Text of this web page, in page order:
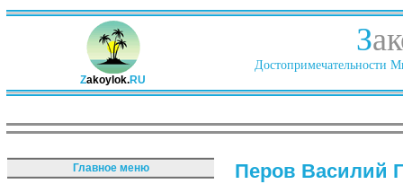
Zakoylok.RU
З
Достопримечательности
Главное меню Перов Василий